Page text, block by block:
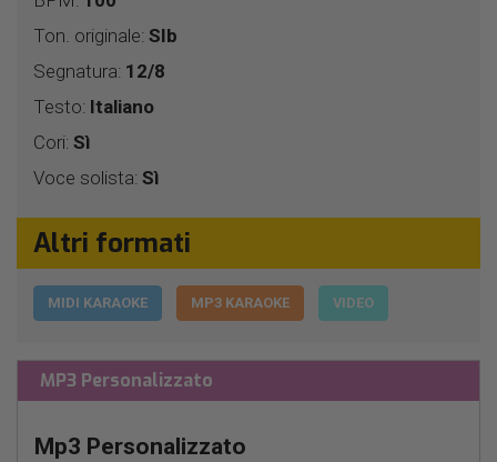
Ton. originale: SIb
Segnatura: 12/8
Testo: Italiano
Cori: Sì
Voce solista: Sì
Altri formati
MIDI KARAOKE MP3 KARAOKE VIDEO
MP3 Personalizzato
Mp3 Personalizzato